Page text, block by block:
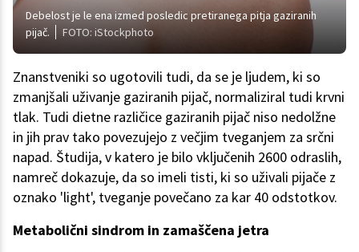
Debelost je le ena izmed posledic pretiranega pitja gaziranih
pijač.
FOTO: iStockphoto
Znanstveniki so ugotovili tudi, da se je ljudem, ki so
zmanjšali uživanje gaziranih pijač, normaliziral tudi krvni
tlak. Tudi dietne različice gaziranih pijač niso nedolžne
in jih prav tako povezujejo z večjim tveganjem za srčni
napad. Študija, v katero je bilo vključenih 2600 odraslih,
namreč dokazuje, da so imeli tisti, ki so uživali pijače z
oznako 'light', tveganje povečano za kar 40 odstotkov.
Metabolični sindrom in zamaščena jetra